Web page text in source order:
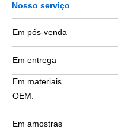
Nosso serviço
Em pós-venda
Em entrega
Em materiais
OEM.
Em amostras